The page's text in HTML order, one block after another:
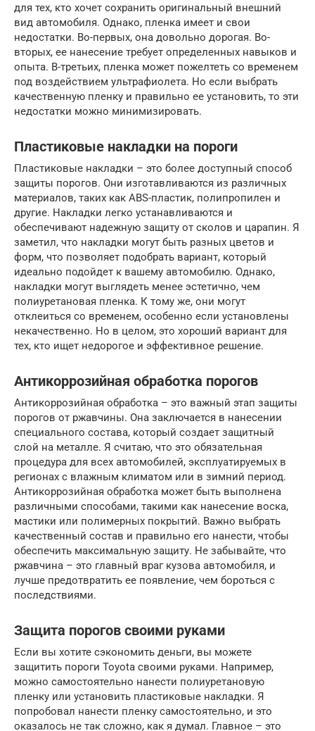
для тех, кто хочет сохранить оригинальный внешний
вид автомобиля. Однако, пленка имеет и свои
недостатки. Во-первых, она довольно дорогая. Во-
вторых, ее нанесение требует определенных навыков и
опыта. В-третьих, пленка может пожелтеть со временем
под воздействием ультрафиолета. Но если выбрать
качественную пленку и правильно ее установить, то эти
недостатки можно минимизировать.
Пластиковые накладки на пороги
Пластиковые накладки – это более доступный способ
защиты порогов. Они изготавливаются из различных
материалов, таких как ABS-пластик, полипропилен и
другие. Накладки легко устанавливаются и
обеспечивают надежную защиту от сколов и царапин. Я
заметил, что накладки могут быть разных цветов и
форм, что позволяет подобрать вариант, который
идеально подойдет к вашему автомобилю. Однако,
накладки могут выглядеть менее эстетично, чем
полиуретановая пленка. К тому же, они могут
отклеиться со временем, особенно если установлены
некачественно. Но в целом, это хороший вариант для
тех, кто ищет недорогое и эффективное решение.
Антикоррозийная обработка порогов
Антикоррозийная обработка – это важный этап защиты
порогов от ржавчины. Она заключается в нанесении
специального состава, который создает защитный
слой на металле. Я считаю, что это обязательная
процедура для всех автомобилей, эксплуатируемых в
регионах с влажным климатом или в зимний период.
Антикоррозийная обработка может быть выполнена
различными способами, такими как нанесение воска,
мастики или полимерных покрытий. Важно выбрать
качественный состав и правильно его нанести, чтобы
обеспечить максимальную защиту. Не забывайте, что
ржавчина – это главный враг кузова автомобиля, и
лучше предотвратить ее появление, чем бороться с
последствиями.
Защита порогов своими руками
Если вы хотите сэкономить деньги, вы можете
защитить пороги Toyota своими руками. Например,
можно самостоятельно нанести полиуретановую
пленку или установить пластиковые накладки. Я
попробовал нанести пленку самостоятельно, и это
оказалось не так сложно, как я думал. Главное – это